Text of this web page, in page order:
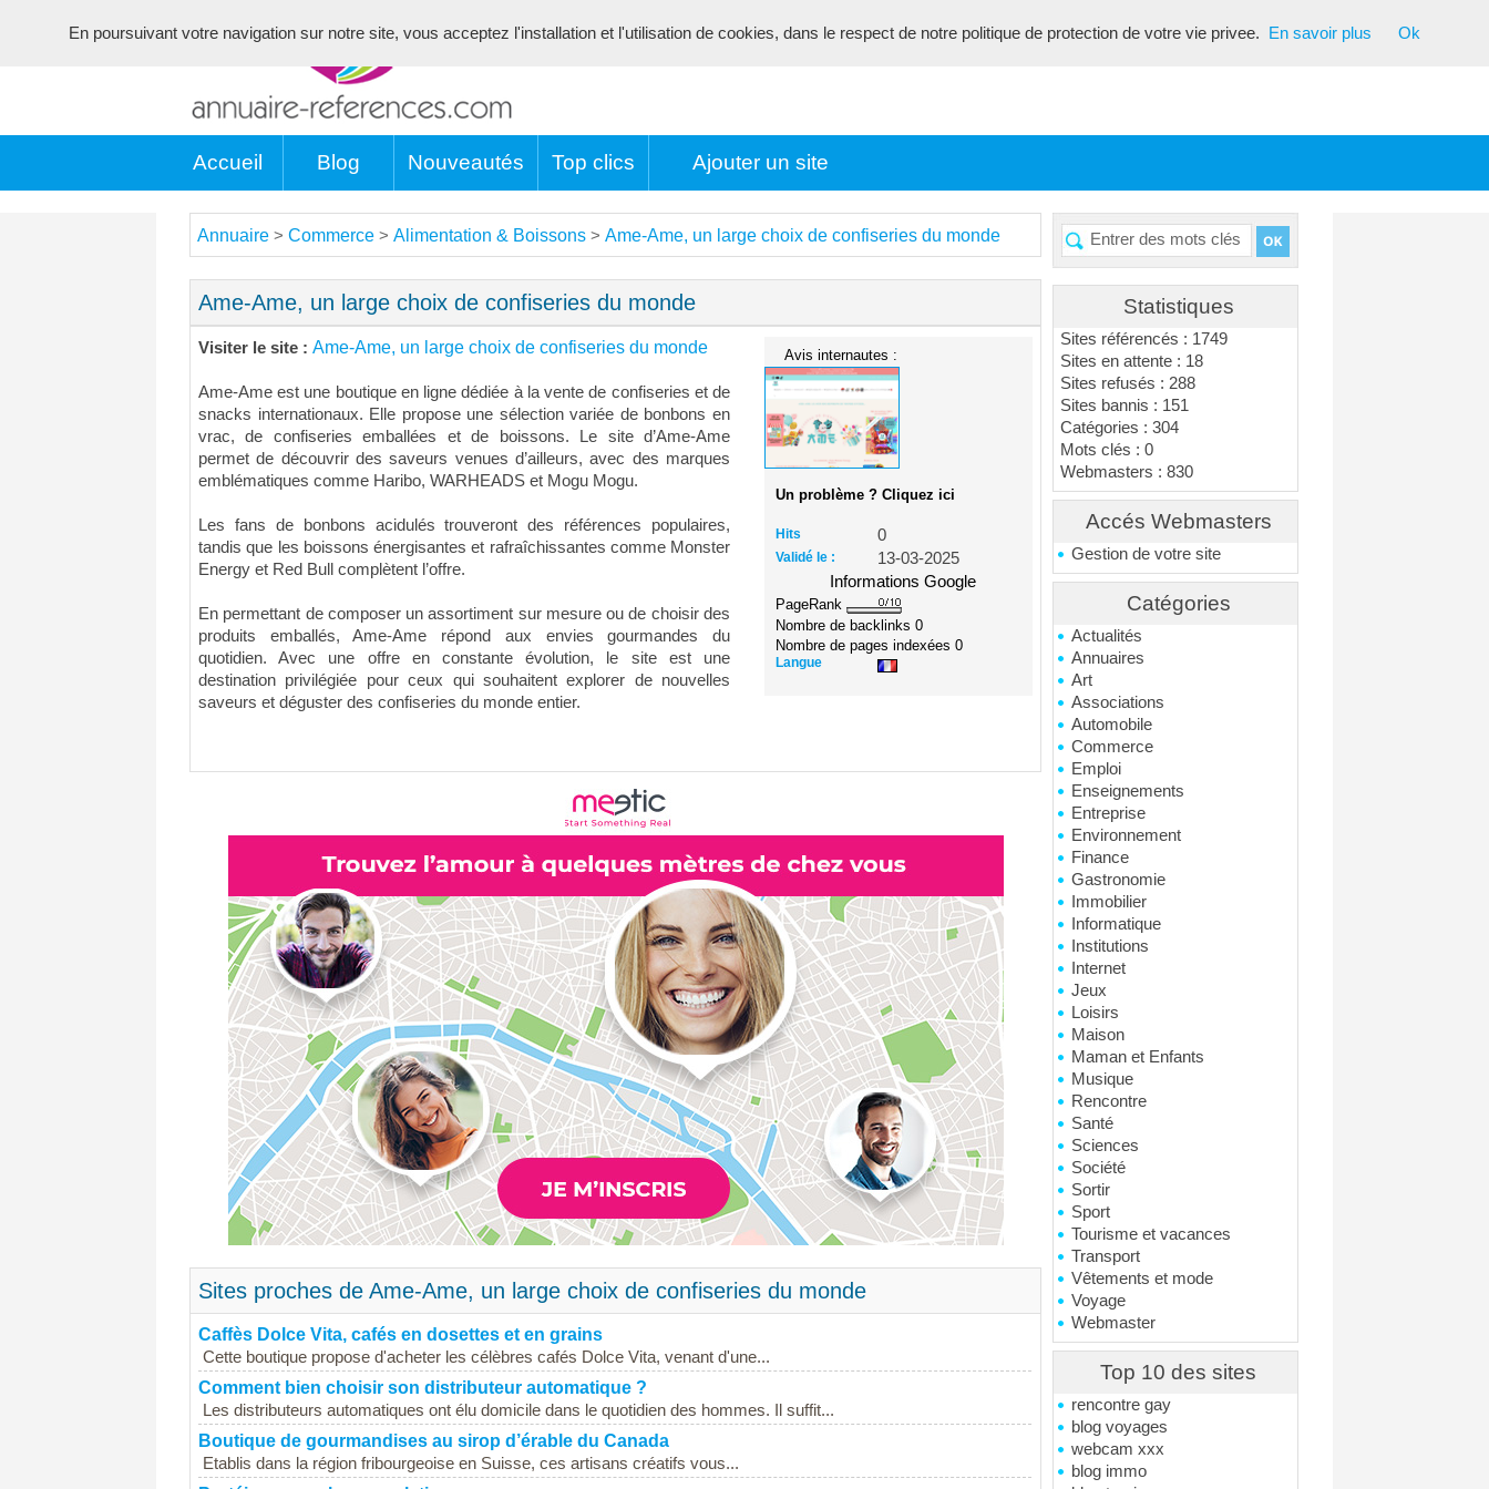
Accueil Blog Nouveautés Top clics Ajouter un site
Statistiques
Sites référencés : 1749
Sites en attente : 18
Sites refusés : 288
Sites bannis : 151
Catégories : 304
Mots clés : 0
Webmasters : 830
Accés Webmasters
Gestion de votre site
Catégories
Actualités
Annuaires
Art
Associations
Automobile
Commerce
Emploi
Enseignements
Entreprise
Environnement
Finance
Gastronomie
Immobilier
Informatique
Institutions
Internet
Jeux
Loisirs
Maison
Maman et Enfants
Musique
Rencontre
Santé
Sciences
Société
Sortir
Sport
Tourisme et vacances
Transport
Vêtements et mode
Voyage
Webmaster
Top 10 des sites
rencontre gay
blog voyages
webcam xxx
blog immo
Annuaire > Commerce > Alimentation & Boissons > Ame-Ame, un large choix de confiseries du monde
Ame-Ame, un large choix de confiseries du monde
Visiter le site : Ame-Ame, un large choix de confiseries du monde
Ame-Ame est une boutique en ligne dédiée à la vente de confiseries et de
snacks internationaux. Elle propose une sélection variée de bonbons en
vrac, de confiseries emballées et de boissons. Le site d’Ame-Ame
permet de découvrir des saveurs venues d’ailleurs, avec des marques
emblématiques comme Haribo, WARHEADS et Mogu Mogu.
Les fans de bonbons acidulés trouveront des références populaires,
tandis que les boissons énergisantes et rafraîchissantes comme Monster
Energy et Red Bull complètent l’offre.
En permettant de composer un assortiment sur mesure ou de choisir des
produits emballés, Ame-Ame répond aux envies gourmandes du
quotidien. Avec une offre en constante évolution, le site est une
destination privilégiée pour ceux qui souhaitent explorer de nouvelles
saveurs et déguster des confiseries du monde entier.
Avis internautes :
Un problème ? Cliquez ici
Hits 0
Validé le :
13-03-2025
Informations Google
PageRank
Nombre de backlinks0
Nombre de pages indexées0
Langue
Sites proches de Ame-Ame, un large choix de confiseries du monde
Caffès Dolce Vita, cafés en dosettes et en grains
Cette boutique propose d'acheter les célèbres cafés Dolce Vita, venant d'une...
Comment bien choisir son distributeur automatique ?
Les distributeurs automatiques ont élu domicile dans le quotidien des hommes. Il suffit...
Boutique de gourmandises au sirop d’érable du Canada
Etablis dans la région fribourgeoise en Suisse, ces artisans créatifs vous...
En poursuivant votre navigation sur notre site, vous acceptez l'installation et l'utilisation de cookies, dans le respect de notre politique de protection de votre vie privee. En savoir plus Ok